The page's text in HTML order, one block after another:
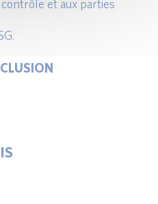
et aux parties